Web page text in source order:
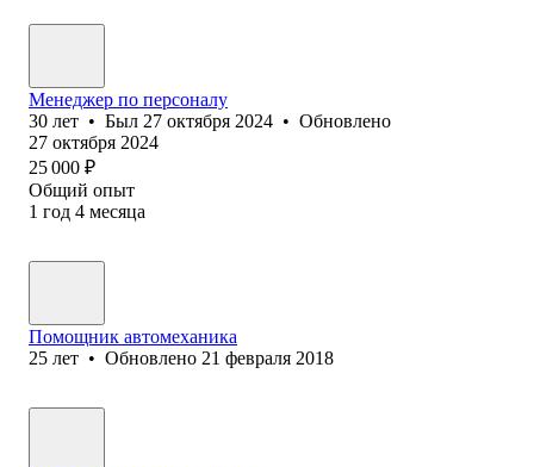
Менеджер по персоналу
30 лет • Был 27 октября 2024 • Обновлено
27 октября 2024
25 000 ₽
Общий опыт
1 год 4 месяца
Помощник автомеханика
25 лет • Обновлено 21 февраля 2018